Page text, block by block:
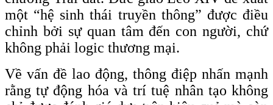
một “hệ sinh thái truyền thông” được điều
chỉnh bởi sự quan tâm đến con người, chứ
không phải logic thương mại.
Về vấn đề lao động, thông điệp nhấn mạnh
rằng tự động hóa và trí tuệ nhân tạo không